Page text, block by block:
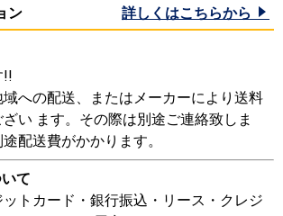
ン 詳しくはこちらから
!!
への配送、またはメーカーにより送料
い ます。その際は別途ご連絡致しま
配送費がかかります。
て
トカード・銀行振込・リース・クレジ